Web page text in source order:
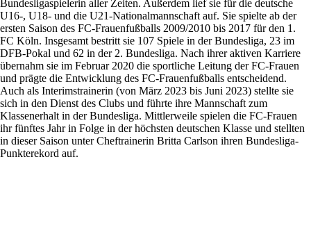
Bundesligaspielerin aller Zeiten. Außerdem lief sie für die deutsche
U16-, U18- und die U21-Nationalmannschaft auf. Sie spielte ab der
ersten Saison des FC-Frauenfußballs 2009/2010 bis 2017 für den 1.
FC Köln. Insgesamt bestritt sie 107 Spiele in der Bundesliga, 23 im
DFB-Pokal und 62 in der 2. Bundesliga. Nach ihrer aktiven Karriere
übernahm sie im Februar 2020 die sportliche Leitung der FC-Frauen
und prägte die Entwicklung des FC-Frauenfußballs entscheidend.
Auch als Interimstrainerin (von März 2023 bis Juni 2023) stellte sie
sich in den Dienst des Clubs und führte ihre Mannschaft zum
Klassenerhalt in der Bundesliga. Mittlerweile spielen die FC-Frauen
ihr fünftes Jahr in Folge in der höchsten deutschen Klasse und stellten
in dieser Saison unter Cheftrainerin Britta Carlson ihren Bundesliga-
Punkterekord auf.